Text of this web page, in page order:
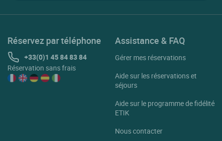
Réservez par téléphone
+33(0)1 45 84 83 84
Réservation sans frais
Assistance & FAQ
Gérer mes réservations
Aide sur les réservations et
séjours
Aide sur le programme de fidélité
ETIK
Nous contacter